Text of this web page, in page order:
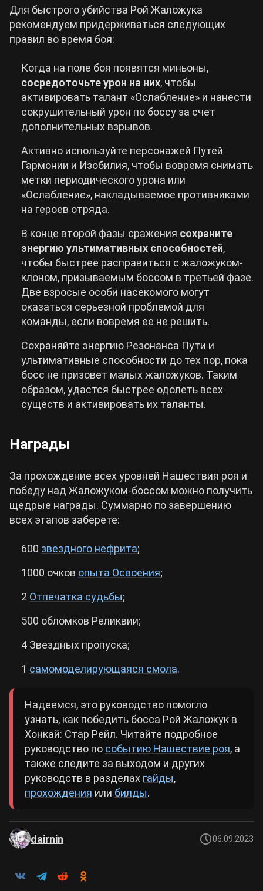
Для быстрого убийства Рой Жаложука
рекомендуем придерживаться следующих
правил во время боя:
Когда на поле боя появятся миньоны,
сосредоточьте урон на них, чтобы
активировать талант «Ослабление» и нанести
сокрушительный урон по боссу за счет
дополнительных взрывов.
Активно используйте персонажей Путей
Гармонии и Изобилия, чтобы вовремя снимать
метки периодического урона или
«Ослабление», накладываемое противниками
на героев отряда.
В конце второй фазы сражения сохраните
энергию ультимативных способностей,
чтобы быстрее расправиться с жаложуком-
клоном, призываемым боссом в третьей фазе.
Две взросые особи насекомого могут
оказаться серьезной проблемой для
команды, если вовремя ее не решить.
Сохраняйте энергию Резонанса Пути и
ультимативные способности до тех пор, пока
босс не призовет малых жаложуков. Таким
образом, удастся быстрее одолеть всех
существ и активировать их таланты.
Награды
За прохождение всех уровней Нашествия роя и
победу над Жаложуком-боссом можно получить
щедрые награды. Суммарно по завершению
всех этапов заберете:
600 звездного нефрита;
1000 очков опыта Освоения;
2 Отпечатка судьбы;
500 обломков Реликвии;
4 Звездных пропуска;
1 самомоделирующаяся смола.
Надеемся, это руководство помогло
узнать, как победить босса Рой Жаложук в
Хонкай: Стар Рейл. Читайте подробное
руководство по событию Нашествие роя, а
также следите за выходом и других
руководств в разделах гайды,
прохождения или билды.
dairnin 06.09.2023